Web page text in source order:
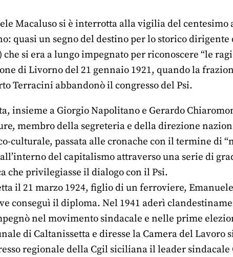
Macaluso si è interrotta alla vigilia del
quasi un segno del destino per lo storico
si era a lungo impegnato per riconoscere “le
di Livorno del 21 gennaio 1921, quando la
Terracini abbandonò il congresso del Psi.
insieme a Giorgio Napolitano e Gerardo
membro della segreteria e della direzione
culturale, passata alle cronache con il termine di
del capitalismo attraverso una serie di
che privilegiasse il dialogo con il Psi.
il 21 marzo 1924, figlio di un ferroviere,
conseguì il diploma. Nel 1941 aderì
nel movimento sindacale e nelle prime
di Caltanissetta e diresse la Camera del Lavoro
regionale della Cgil siciliana il leader